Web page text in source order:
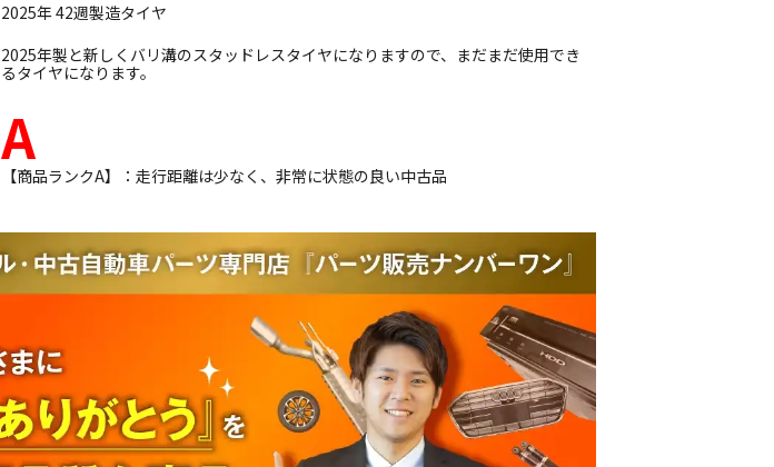
2025年 42週製造タイヤ
2025年製と新しくバリ溝のスタッドレスタイヤになりますので、まだまだ使用でき
るタイヤになります。
A
【商品ランクA】：走行距離は少なく、非常に状態の良い中古品